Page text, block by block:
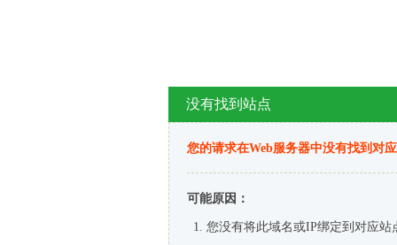
没有找到站点
您的请求在Web服务器中没有找到对
可能原因：
您没有将此域名或IP绑定到对应站